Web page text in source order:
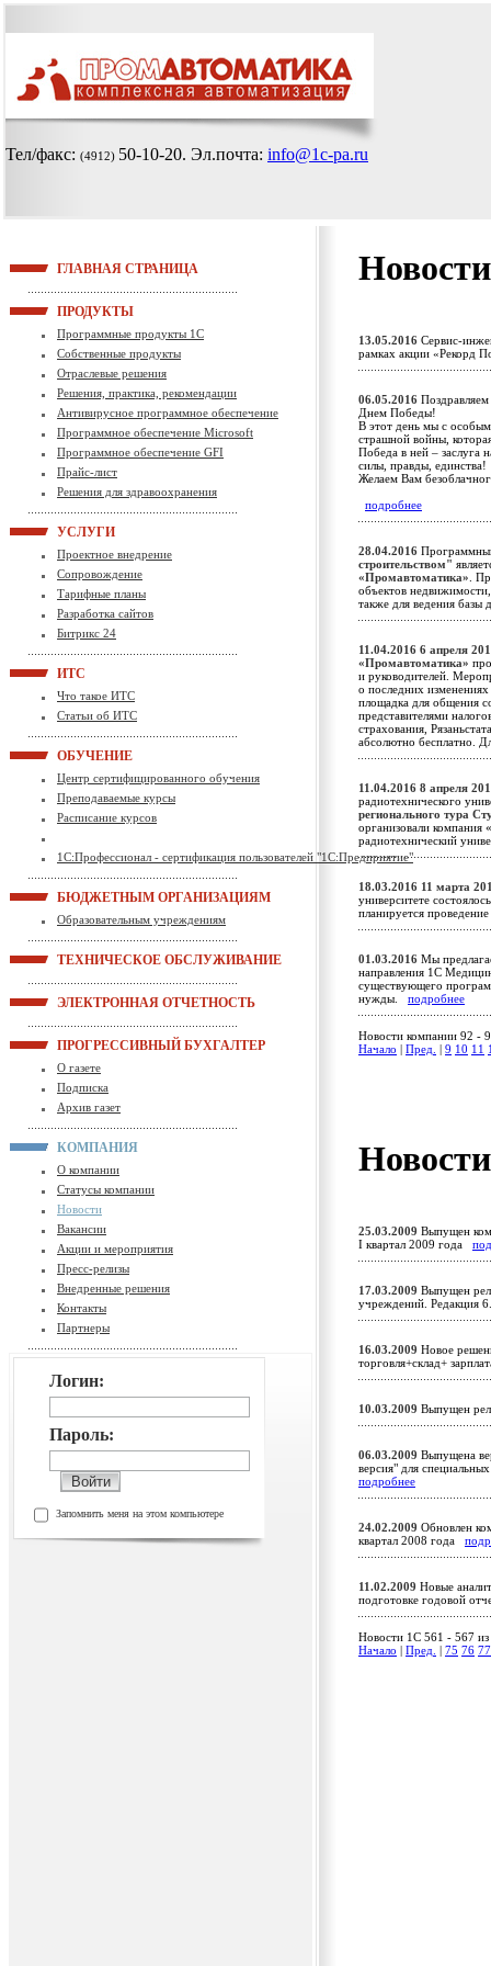
Тел/факс: (4912) 50-10-20. Эл.почта: info@1c-pa.ru
ГЛАВНАЯ СТРАНИЦА
ПРОДУКТЫ
Программные продукты 1С
Собственные продукты
Отраслевые решения
Решения, практика, рекомендации
Антивирусное программное обеспечение
Программное обеспечение Microsoft
Программное обеспечение GFI
Прайс-лист
Решения для здравоохранения
УСЛУГИ
Проектное внедрение
Сопровождение
Тарифные планы
Разработка сайтов
Битрикс 24
ИТС
Что такое ИТС
Статьи об ИТС
ОБУЧЕНИЕ
Центр сертифицированного обучения
Преподаваемые курсы
Расписание курсов
1С:Профессионал - сертификация пользователей "1С:Предприятие"
БЮДЖЕТНЫМ ОРГАНИЗАЦИЯМ
Образовательным учреждениям
ТЕХНИЧЕСКОЕ ОБСЛУЖИВАНИЕ
ЭЛЕКТРОННАЯ ОТЧЕТНОСТЬ
ПРОГРЕССИВНЫЙ БУХГАЛТЕР
О газете
Подписка
Архив газет
КОМПАНИЯ
О компании
Статусы компании
Новости
Вакансии
Акции и мероприятия
Пресс-релизы
Внедренные решения
Контакты
Партнеры
Логин:
Пароль:
Запомнить меня на этом компьютере
13.05.2016 Сервис-
рамках акции «Рекорд
06.05.2016
Днем Победы!
В этот день мы с
страшной войны,
Победа в ней – заслуга
силы, правды, единства!
Желаем Вам
подробнее
28.04.2016
строительством"
«Промавтоматика».
объектов недвижимости,
также для ведения
11.04.2016 6 апреля
«Промавтоматика»
и руководителей.
о последних
площадка для общения
представителями
страхования,
абсолютно бесплатно.
11.04.2016 8 апреля
радиотехнического
регионального тура
организовали компания
радиотехнический
18.03.2016 11 марта
университете
планируется
01.03.2016 Мы
направления 1С
существующего
нужды. подробнее
Новости компании 92 -
Начало
Пред. 9 10 11
25.03.2009 Выпущен
I квартал 2009 года
17.03.2009 Выпущен
учреждений. Редакция
16.03.2009 Новое
торговля+склад+
10.03.2009 Выпущен
06.03.2009 Выпущена
версия" для
подробнее
24.02.2009 Обновлен
квартал 2008 года
11.02.2009 Новые
подготовке годовой
Новости 1C 561 - 567
Начало
Пред. 75 76 77